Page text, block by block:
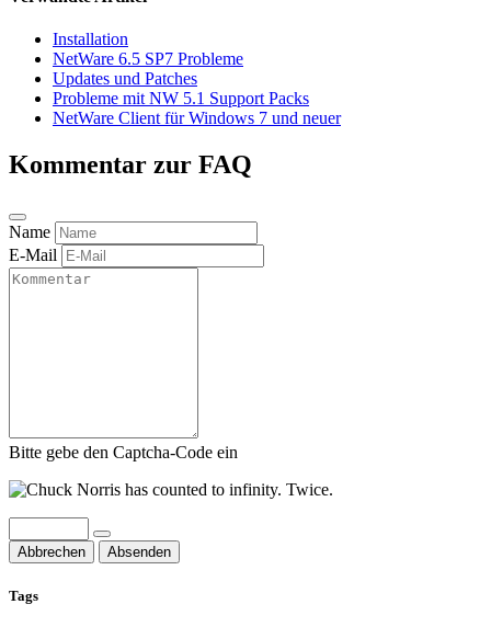
Installation
NetWare 6.5 SP7 Probleme
Updates und Patches
Probleme mit NW 5.1 Support Packs
NetWare Client für Windows 7 und neuer
Kommentar zur FAQ
Name
E-Mail
Bitte gebe den Captcha-Code ein
Abbrechen Absenden
Tags